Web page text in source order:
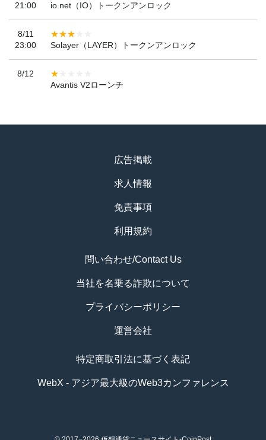
21:00
io.net（IO）トークンアンロック
8/11
23:00
Solayer（LAYER）トークンアンロック
8/12
Avantis V2ローンチ
広告掲載
求人情報
免責事項
利用規約
問い合わせ/Contact Us
当社を名乗る詐欺について
プライバシーポリシー
運営会社
特定商取引法に基づく表記
WebX - アジア最大級のWeb3カンファレンス